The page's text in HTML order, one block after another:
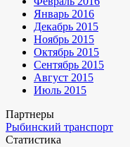
Январь 2016
Декабрь 2015
Ноябрь 2015
Октябрь 2015
Сентябрь 2015
Август 2015
Июль 2015
Партнеры
Рыбинский транспорт
Статистика